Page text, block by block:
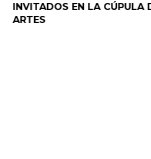
INVITADOS EN LA CÚPULA
ARTES